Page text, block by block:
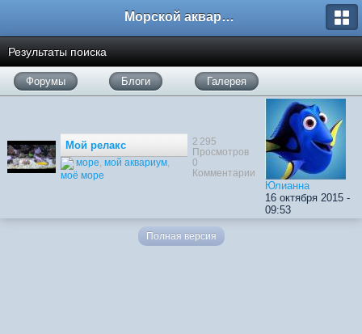
Морской аквариум. Форумы ReefCentral.ru
Результаты поиска
Форумы Блоги Галерея
Мой релакс
море мой аквариум
моё море
2 295
Просмотров
0
Комментарии
Юлианна
16 октября 2015 -
09:53
Полная версия